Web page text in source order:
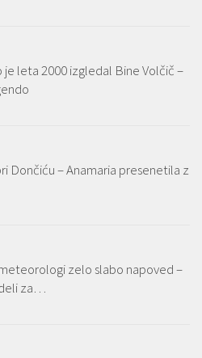
je leta 2000 izgledal Bine Volčič –
Dončiću – Anamaria presenetila z
zelo slabo napoved –
za…